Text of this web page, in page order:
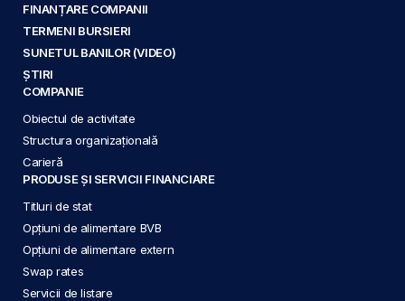
FINANȚARE COMPANII
TERMENI BURSIERI
SUNETUL BANILOR (VIDEO)
ȘTIRI
COMPANIE
Obiectul de activitate
Structura organizațională
Carieră
PRODUSE ȘI SERVICII FINANCIARE
Titluri de stat
Opțiuni de alimentare BVB
Opțiuni de alimentare extern
Swap rates
Servicii de listare